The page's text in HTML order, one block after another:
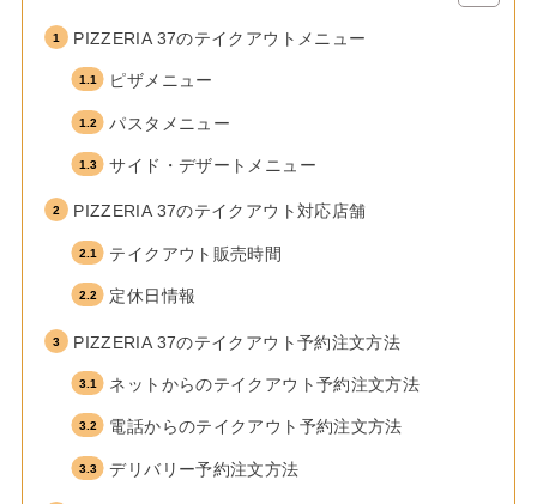
PIZZERIA 37のテイクアウトメニュー
ピザメニュー
パスタメニュー
サイド・デザートメニュー
PIZZERIA 37のテイクアウト対応店舗
テイクアウト販売時間
定休日情報
PIZZERIA 37のテイクアウト予約注文方法
ネットからのテイクアウト予約注文方法
電話からのテイクアウト予約注文方法
デリバリー予約注文方法